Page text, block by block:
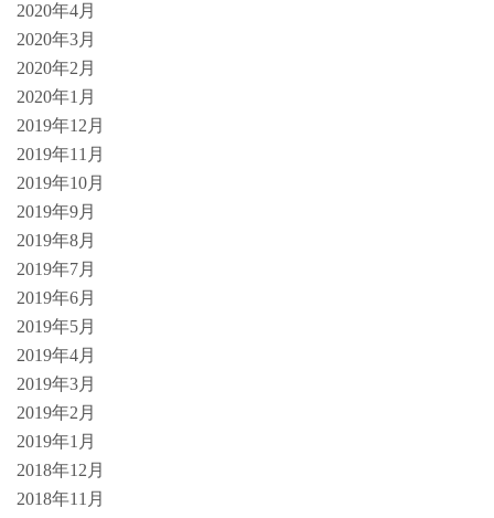
2020年4月
2020年3月
2020年2月
2020年1月
2019年12月
2019年11月
2019年10月
2019年9月
2019年8月
2019年7月
2019年6月
2019年5月
2019年4月
2019年3月
2019年2月
2019年1月
2018年12月
2018年11月